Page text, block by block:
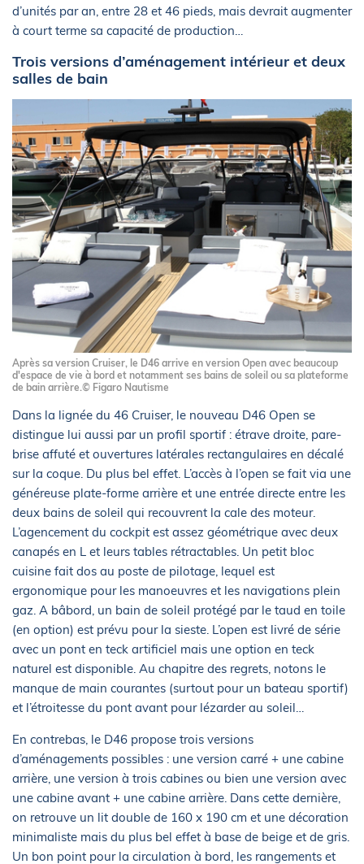
d’unités par an, entre 28 et 46 pieds, mais devrait augmenter
à court terme sa capacité de production…
Trois versions d’aménagement intérieur et deux
salles de bain
Après sa version Cruiser, le D46 arrive en version Open avec beaucoup
d'espace de vie à bord et notamment ses bains de soleil ou sa plateforme
de bain arrière.© Figaro Nautisme
Dans la lignée du 46 Cruiser, le nouveau D46 Open se
distingue lui aussi par un profil sportif : étrave droite, pare-
brise affuté et ouvertures latérales rectangulaires en décalé
sur la coque. Du plus bel effet. L’accès à l’open se fait via une
généreuse plate-forme arrière et une entrée directe entre les
deux bains de soleil qui recouvrent la cale des moteur.
L’agencement du cockpit est assez géométrique avec deux
canapés en L et leurs tables rétractables. Un petit bloc
cuisine fait dos au poste de pilotage, lequel est
ergonomique pour les manoeuvres et les navigations plein
gaz. A bâbord, un bain de soleil protégé par le taud en toile
(en option) est prévu pour la sieste. L’open est livré de série
avec un pont en teck artificiel mais une option en teck
naturel est disponible. Au chapitre des regrets, notons le
manque de main courantes (surtout pour un bateau sportif)
et l’étroitesse du pont avant pour lézarder au soleil…
En contrebas, le D46 propose trois versions
d’aménagements possibles : une version carré + une cabine
arrière, une version à trois cabines ou bien une version avec
une cabine avant + une cabine arrière. Dans cette dernière,
on retrouve un lit double de 160 x 190 cm et une décoration
minimaliste mais du plus bel effet à base de beige et de gris.
Un bon point pour la circulation à bord, les rangements et